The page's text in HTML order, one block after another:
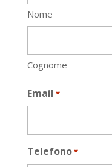
Nome
Cognome
Email *
Telefono*